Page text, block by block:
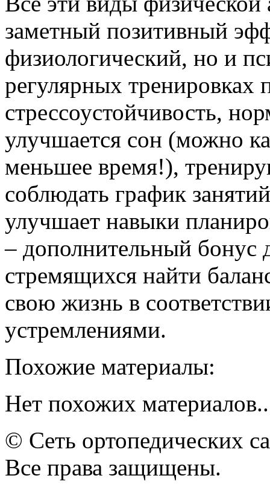
заметный позитивный
физиологический, но и
регулярных тренировках
стрессоустойчивость,
улучшается сон (можно
меньшее время!),
соблюдать график
улучшает навыки
– дополнительный
стремящихся найти
свою жизнь в
устремлениями.
Похожие материалы:
Нет похожих
© Сеть ортопедических
Все права защищены.